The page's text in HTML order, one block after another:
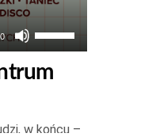
Używaj
strzałek
do
w końcu –